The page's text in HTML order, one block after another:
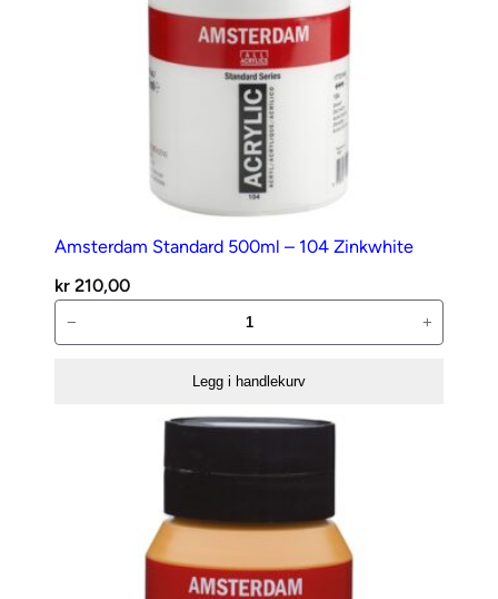
Amsterdam Standard 500ml – 104 Zinkwhite
kr 210,00
Standard
− +
Legg i handlekurv